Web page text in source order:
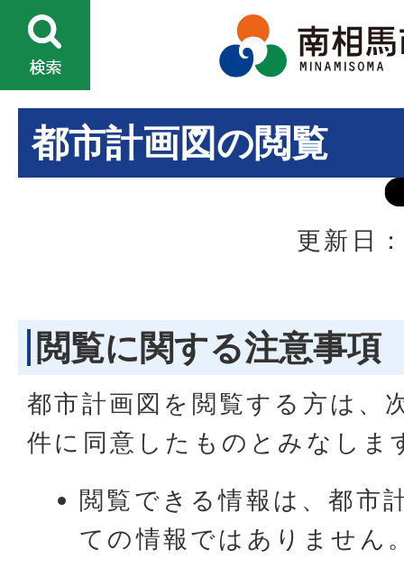
都市計画図の閲覧
更新日
閲覧に関する注意事項
都市計画図を閲覧する方は、
件に同意したものとみなしま
閲覧できる情報は、都市
ての情報ではありません